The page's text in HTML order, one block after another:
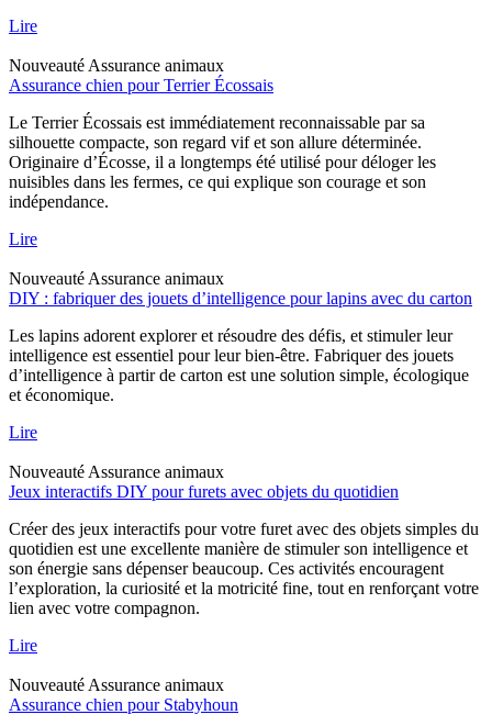
Lire
Nouveauté Assurance animaux
Assurance chien pour Terrier Écossais
Le Terrier Écossais est immédiatement reconnaissable par sa
silhouette compacte, son regard vif et son allure déterminée.
Originaire d’Écosse, il a longtemps été utilisé pour déloger les
nuisibles dans les fermes, ce qui explique son courage et son
indépendance.
Lire
Nouveauté Assurance animaux
DIY : fabriquer des jouets d’intelligence pour lapins avec du carton
Les lapins adorent explorer et résoudre des défis, et stimuler leur
intelligence est essentiel pour leur bien-être. Fabriquer des jouets
d’intelligence à partir de carton est une solution simple, écologique
et économique.
Lire
Nouveauté Assurance animaux
Jeux interactifs DIY pour furets avec objets du quotidien
Créer des jeux interactifs pour votre furet avec des objets simples du
quotidien est une excellente manière de stimuler son intelligence et
son énergie sans dépenser beaucoup. Ces activités encouragent
l’exploration, la curiosité et la motricité fine, tout en renforçant votre
lien avec votre compagnon.
Lire
Nouveauté Assurance animaux
Assurance chien pour Stabyhoun